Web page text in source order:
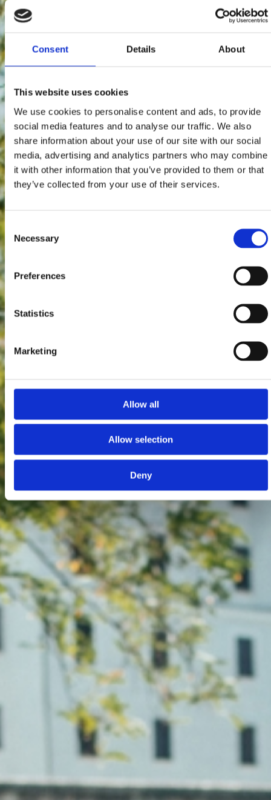
Consent Details About
This website uses cookies
We use cookies to personalise content and ads, to provide
social media features and to analyse our traffic. We also
share information about your use of our site with our social
media, advertising and analytics partners who may combine
it with other information that you’ve provided to them or that
they’ve collected from your use of their services.
Selection
Necessary
Preferences
Statistics
Marketing
Allow all
Allow selection
Deny